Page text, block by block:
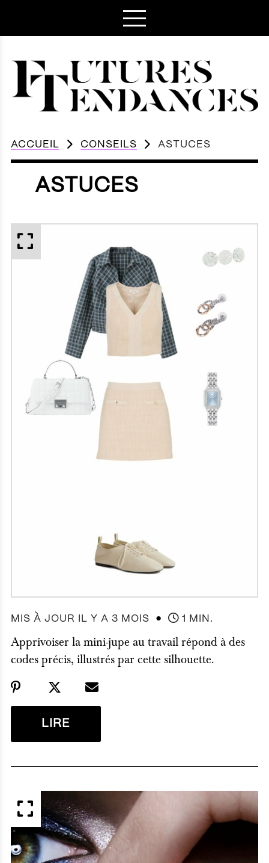
ACCUEIL CONSEILS ASTUCES
ASTUCES
APERÇU
MIS À JOUR IL Y A 3 MOIS ● 1 MIN.
Apprivoiser la mini-jupe au travail répond à des
codes précis, illustrés par cette silhouette.
LIRE
APERÇU